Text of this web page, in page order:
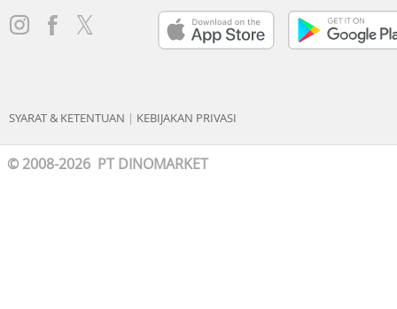
SYARAT & KETENTUAN | KEBIJAKAN PRIVASI
© 2008-2026 PT DINOMARKET